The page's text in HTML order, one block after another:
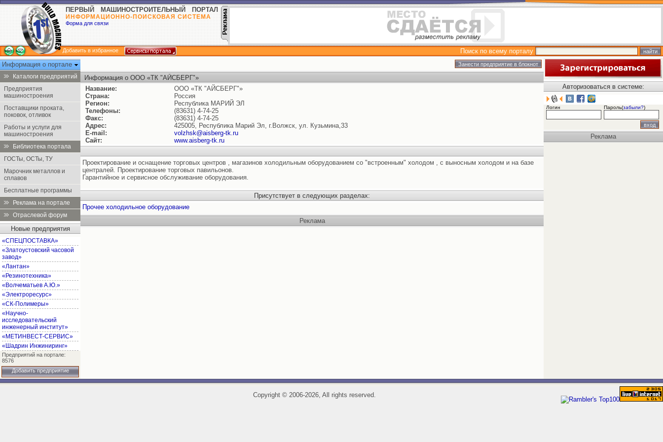
ПЕРВЫЙ МАШИНОСТРОИТЕЛЬНЫЙ ПОРТАЛ
ИНФОРМАЦИОННО-ПОИСКОВАЯ СИСТЕМА
Форма для связи
Добавить в избранное
Поиск по всему порталу
Информация о портале
Каталоги предприятий
Предприятия
машиностроения
Поставщики проката,
поковок, отливок
Работы и услуги для
машиностроения
Библиотека портала
ГОСТы, ОСТы, ТУ
Марочник металлов и
сплавов
Бесплатные программы
Реклама на портале
Отраслевой форум
Новые предприятия
«СПЕЦПОСТАВКА»
«Златоустовский часовой
завод»
«Лантан»
«Резинотехника»
«Волчематьев А.Ю.»
«Электроресурс»
«СК-Полимеры»
«Научно-
исследовательский
инженерный институт»
«МЕТИНВЕСТ-СЕРВИС»
«Шадрин Инжиниринг»
Предприятий на портале:
8576
Добавить предприятие
Информация о ООО «ТК "АЙСБЕРГ"»
Название:
ООО «ТК "АЙСБЕРГ"»
Страна:
Россия
Регион:
Республика МАРИЙ ЭЛ
Телефоны:
(83631) 4-74-25
Факс:
(83631) 4-74-25
Адрес:
425005, Республика Марий Эл, г.Волжск, ул. Кузьмина,33
E-mail:
volzhsk@aisberg-tk.ru
Сайт:
www.aisberg-tk.ru
Проектирование и оснащение торговых центров , магазинов холодильным оборудованием со "встроенным" холодом , с выносным холодом и на базе
централей. Проектирование торговых павильонов.
Гарантийное и сервисное обслуживание оборудования.
Присутствует в следующих разделах:
Прочее холодильное оборудование
Реклама
Авторизоваться в системе:
Логин Пароль(забыли?)
Реклама
Copyright ©2006-2026, All rights reserved.